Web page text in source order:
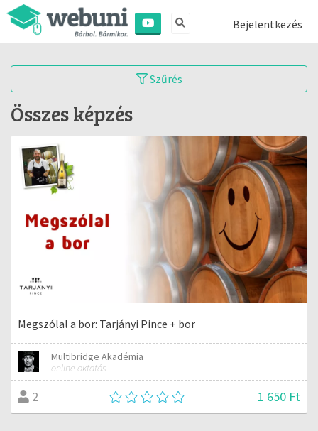
Bejelentkezés
Szűrés
Összes képzés
Megszólal a bor: Tarjányi Pince + bor
Multibridge Akadémia
online oktatás
2 1 650 Ft